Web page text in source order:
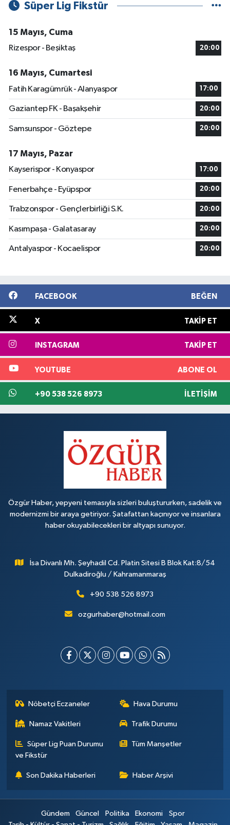
Süper Lig Fikstür
15 Mayıs, Cuma
Rizespor - Beşiktaş
20:00
16 Mayıs, Cumartesi
Fatih Karagümrük - Alanyaspor
17:00
Gaziantep FK - Başakşehir 20:00
Samsunspor - Göztepe 20:00
17 Mayıs, Pazar
Kayserispor - Konyaspor
17:00
Fenerbahçe - Eyüpspor 20:00
Trabzonspor - Gençlerbirliği S.K. 20:00
Kasımpaşa - Galatasaray 20:00
Antalyaspor - Kocaelispor 20:00
FACEBOOK BEĞEN
X TAKIP ET
INSTAGRAM TAKIP ET
YOUTUBE ABONE OL
+90 538 526 8973 İLETIŞIM
Özgür Haber, yepyeni temasıyla sizleri buluştururken, sadelik ve
modernizmi bir araya getiriyor. Şatafattan kaçınıyor ve insanlara
haber okuyabilecekleri bir altyapı sunuyor.
İsa Divanlı Mh. Şeyhadil Cd. Platin Sitesi B Blok Kat:8/54
Dulkadiroğlu / Kahramanmaraş
+90 538 526 8973
ozgurhaber@hotmail.com
Nöbetçi Eczaneler Hava Durumu
Namaz Vakitleri Trafik Durumu
Süper Lig Puan Durumu
ve Fikstür
Tüm Manşetler
Son Dakika Haberleri Haber Arşivi
Gündem Güncel Politika Ekonomi
Spor